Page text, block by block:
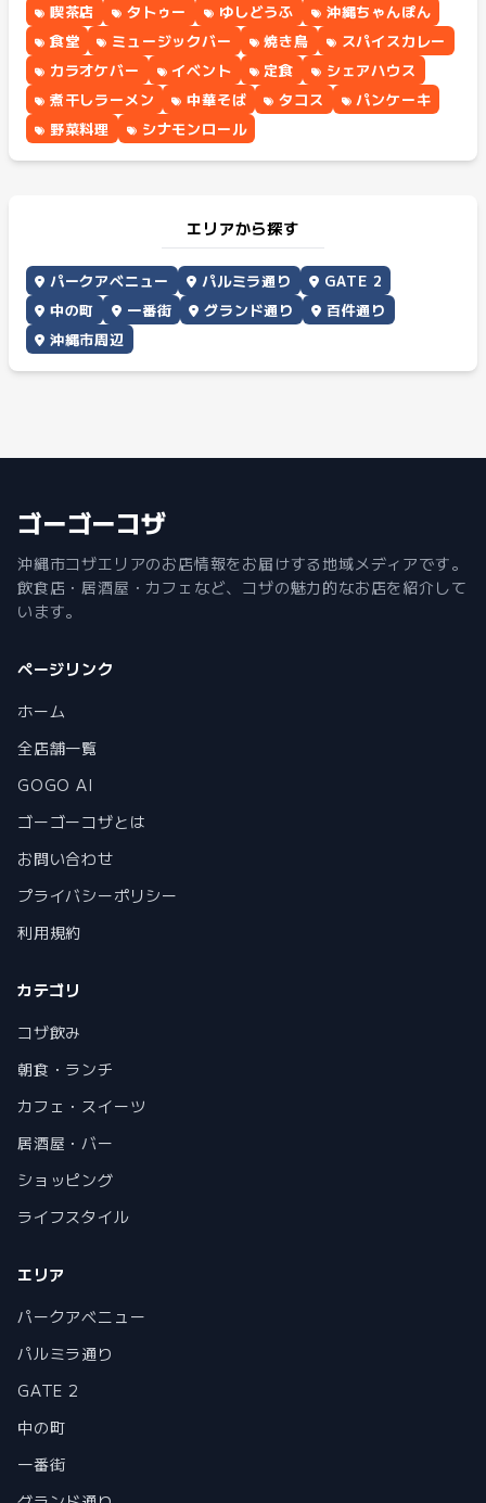
喫茶店
タトゥー ゆしどうふ
沖縄ちゃんぽん
食堂
ミュージックバー 焼き鳥
スパイスカレー
カラオケバー
イベント 定食
シェアハウス
煮干しラーメン
中華そば タコス
パンケーキ
野菜料理
シナモンロール
エリアから探す
パークアベニュー パルミラ通り
GATE 2
中の町
一番街 グランド通り
百件通り
沖縄市周辺
ゴーゴーコザ
沖縄市コザエリアのお店情報をお届けする地域メディアです。
飲食店・居酒屋・カフェなど、コザの魅力的なお店を紹介して
います。
ページリンク
ホーム
全店舗一覧
GOGO AI
ゴーゴーコザとは
お問い合わせ
プライバシーポリシー
利用規約
カテゴリ
コザ飲み
朝食・ランチ
カフェ・スイーツ
居酒屋・バー
ショッピング
ライフスタイル
エリア
パークアベニュー
パルミラ通り
GATE 2
中の町
一番街